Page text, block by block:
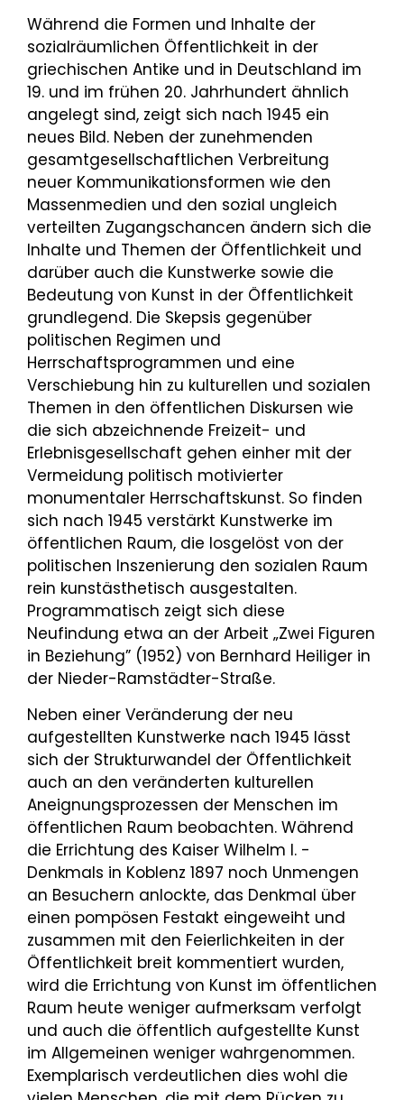
Während die Formen und Inhalte der
sozialräumlichen Öffentlichkeit in der
griechischen Antike und in Deutschland im
19. und im frühen 20. Jahrhundert ähnlich
angelegt sind, zeigt sich nach 1945 ein
neues Bild. Neben der zunehmenden
gesamtgesellschaftlichen Verbreitung
neuer Kommunikationsformen wie den
Massenmedien und den sozial ungleich
verteilten Zugangschancen ändern sich die
Inhalte und Themen der Öffentlichkeit und
darüber auch die Kunstwerke sowie die
Bedeutung von Kunst in der Öffentlichkeit
grundlegend. Die Skepsis gegenüber
politischen Regimen und
Herrschaftsprogrammen und eine
Verschiebung hin zu kulturellen und sozialen
Themen in den öffentlichen Diskursen wie
die sich abzeichnende Freizeit- und
Erlebnisgesellschaft gehen einher mit der
Vermeidung politisch motivierter
monumentaler Herrschaftskunst. So finden
sich nach 1945 verstärkt Kunstwerke im
öffentlichen Raum, die losgelöst von der
politischen Inszenierung den sozialen Raum
rein kunstästhetisch ausgestalten.
Programmatisch zeigt sich diese
Neufindung etwa an der Arbeit „Zwei Figuren
in Beziehung” (1952) von Bernhard Heiliger in
der Nieder-Ramstädter-Straße.
Neben einer Veränderung der neu
aufgestellten Kunstwerke nach 1945 lässt
sich der Strukturwandel der Öffentlichkeit
auch an den veränderten kulturellen
Aneignungsprozessen der Menschen im
öffentlichen Raum beobachten. Während
die Errichtung des Kaiser Wilhelm I. -
Denkmals in Koblenz 1897 noch Unmengen
an Besuchern anlockte, das Denkmal über
einen pompösen Festakt eingeweiht und
zusammen mit den Feierlichkeiten in der
Öffentlichkeit breit kommentiert wurden,
wird die Errichtung von Kunst im öffentlichen
Raum heute weniger aufmerksam verfolgt
und auch die öffentlich aufgestellte Kunst
im Allgemeinen weniger wahrgenommen.
Exemplarisch verdeutlichen dies wohl die